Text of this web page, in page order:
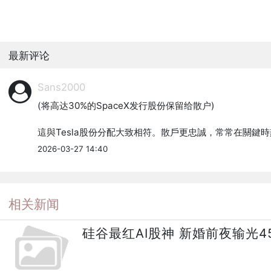
最新评论
Sans2000
(将高达30%的SpaceX发行股份保留给散户)
這與Tesla股份分配大致相符。散戶更忠誠，常常在關鍵時
2026-03-27 14:40
相关新闻
硅谷最红AI股神 新婚前夜输光